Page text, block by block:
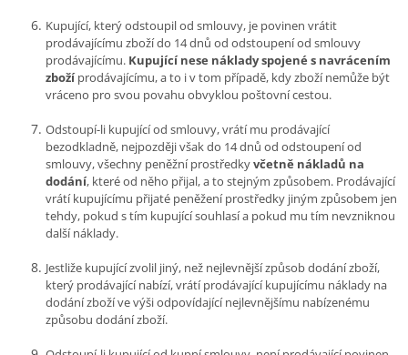
Kupující, který odstoupil od smlouvy, je povinen vrátit
prodávajícímu zboží do 14 dnů od odstoupení od smlouvy
prodávajícímu. Kupující nese náklady spojené s navrácením
zbožíprodávajícímu, a to i v tom případě, kdy zboží nemůže být
vráceno pro svou povahu obvyklou poštovní cestou.
Odstoupí-li kupující od smlouvy, vrátí mu prodávající
bezodkladně, nejpozději však do 14 dnů od odstoupení od
smlouvy, všechny peněžní prostředkyvčetně nákladů na
dodání, které od něho přijal, a to stejným způsobem. Prodávající
vrátí kupujícímu přijaté peněžení prostředky jiným způsobem jen
tehdy, pokud s tím kupující souhlasí a pokud mu tím nevzniknou
další náklady.
Jestliže kupující zvolil jiný, než nejlevnější způsob dodání zboží,
který prodávající nabízí, vrátí prodávající kupujícímu náklady na
dodání zboží ve výši odpovídající nejlevnějšímu nabízenému
způsobu dodání zboží.